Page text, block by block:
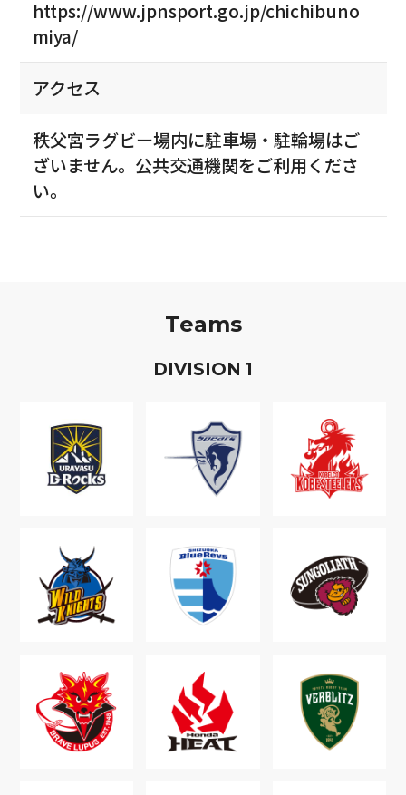
https://www.jpnsport.go.jp/chichibuno
miya/
アクセス
秩父宮ラグビー場内に駐車場・駐輪場はご
ざいません。公共交通機関をご利用くださ
い。
Teams
DIVISION 1